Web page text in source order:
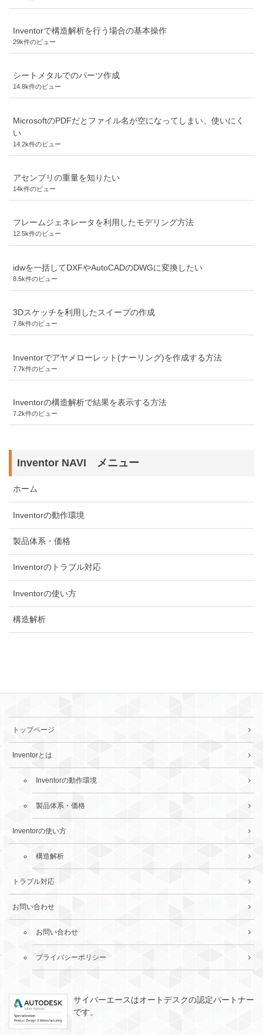
Inventorで構造解析を行う場合の基本操作
29k件のビュー
シートメタルでのパーツ作成
14.8k件のビュー
MicrosoftのPDFだとファイル名が空になってしまい、使いにく
い
14.2k件のビュー
アセンブリの重量を知りたい
14k件のビュー
フレームジェネレータを利用したモデリング方法
12.5k件のビュー
idwを一括してDXFやAutoCADのDWGに変換したい
8.5k件のビュー
3Dスケッチを利用したスイープの作成
7.8k件のビュー
Inventorでアヤメローレット(ナーリング)を作成する方法
7.7k件のビュー
Inventorの構造解析で結果を表示する方法
7.2k件のビュー
Inventor NAVI メニュー
ホーム
Inventorの動作環境
製品体系・価格
Inventorのトラブル対応
Inventorの使い方
構造解析
トップページ
Inventorとは
Inventorの動作環境
製品体系・価格
Inventorの使い方
構造解析
トラブル対応
お問い合わせ
お問い合わせ
プライバシーポリシー
サイバーエースはオートデスクの認定パートナー
です。